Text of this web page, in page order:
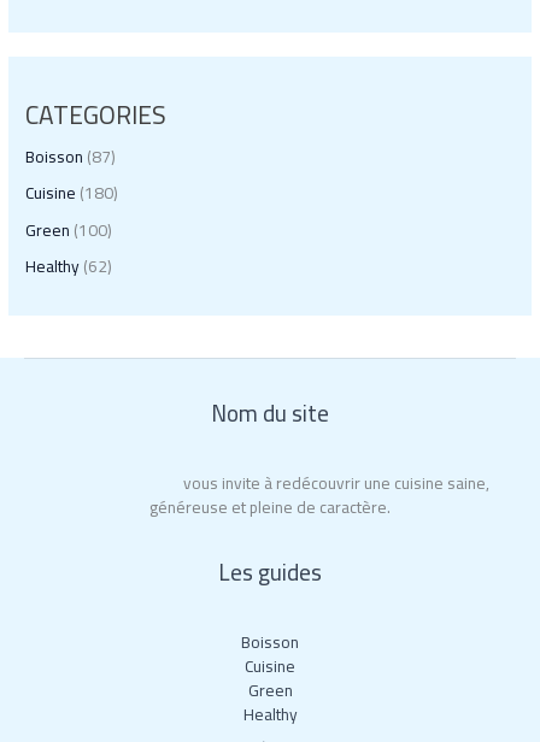
CATEGORIES
Boisson(87)
Cuisine(180)
Green(100)
Healthy(62)
Nom du site
vous invite à redécouvrir une cuisine saine,
généreuse et pleine de caractère.
Les guides
Boisson
Cuisine
Green
Healthy